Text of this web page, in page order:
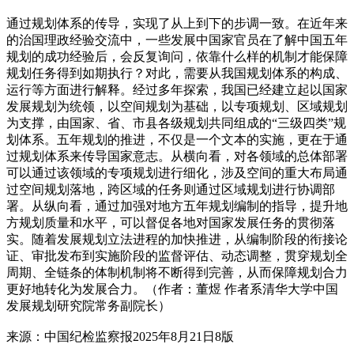
通过规划体系的传导，实现了从上到下的步调一致。在近年来
的治国理政经验交流中，一些发展中国家官员在了解中国五年
规划的成功经验后，会反复询问，依靠什么样的机制才能保障
规划任务得到如期执行？对此，需要从我国规划体系的构成、
运行等方面进行解释。经过多年探索，我国已经建立起以国家
发展规划为统领，以空间规划为基础，以专项规划、区域规划
为支撑，由国家、省、市县各级规划共同组成的“三级四类”规
划体系。五年规划的推进，不仅是一个文本的实施，更在于通
过规划体系来传导国家意志。从横向看，对各领域的总体部署
可以通过该领域的专项规划进行细化，涉及空间的重大布局通
过空间规划落地，跨区域的任务则通过区域规划进行协调部
署。从纵向看，通过加强对地方五年规划编制的指导，提升地
方规划质量和水平，可以督促各地对国家发展任务的贯彻落
实。随着发展规划立法进程的加快推进，从编制阶段的衔接论
证、审批发布到实施阶段的监督评估、动态调整，贯穿规划全
周期、全链条的体制机制将不断得到完善，从而保障规划合力
更好地转化为发展合力。（作者：董煜 作者系清华大学中国
发展规划研究院常务副院长）
来源：中国纪检监察报2025年8月21日8版